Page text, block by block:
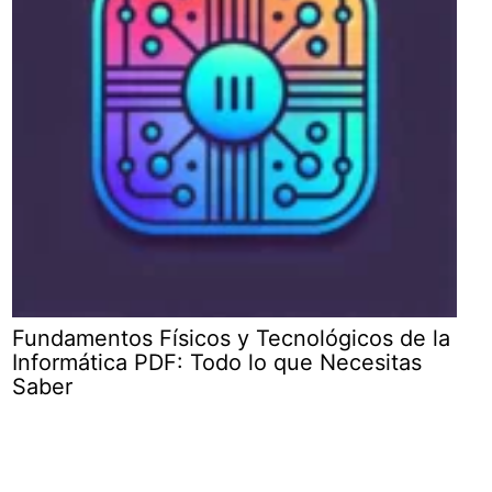
Fundamentos Físicos y Tecnológicos de la
Informática PDF: Todo lo que Necesitas
Saber